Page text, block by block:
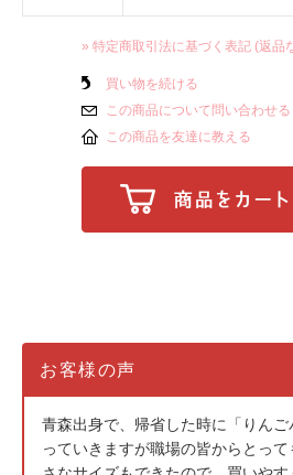
» 特定商取引法に基づく表記 (返品
買い物を続ける
この商品について問い合わせる
この商品を友達に教える
お客様の声
青森出身で、帰省した時に「りん
っていきますが職場の皆からとっ